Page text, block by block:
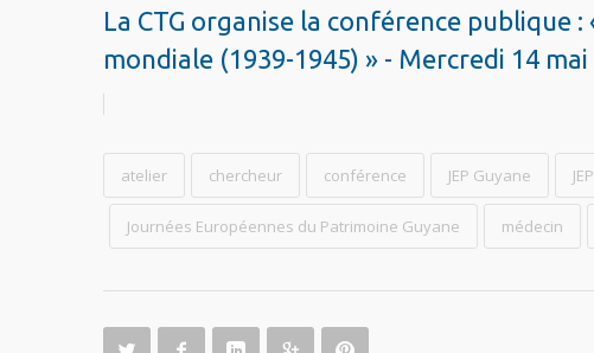
La CTG organise la conférence publique
mondiale (1939-1945) » - Mercredi 14 mai
atelier chercheur conférence JEP Guyane
Journées Européennes du Patrimoine Guyane médecin